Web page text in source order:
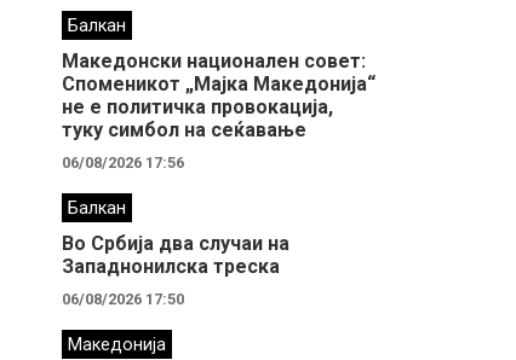
Балкан
Македонски национален совет:
Споменикот „Мајка Македонија“
не е политичка провокација,
туку симбол на сеќавање
06/08/2026 17:56
Балкан
Во Србија два случaи на
Западнонилска треска
06/08/2026 17:50
Македонија